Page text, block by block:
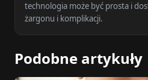
technologia może być prosta i
żargonu i komplikacji.
Podobne artykuły